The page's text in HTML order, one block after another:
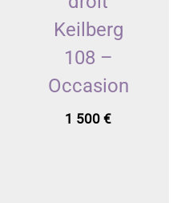
Keilberg
108 –
Occasion
1 500€